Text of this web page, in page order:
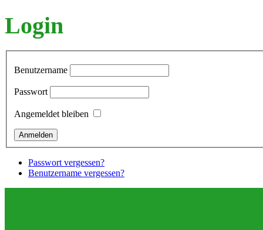
Login
Benutzername
Passwort
Angemeldet bleiben
Passwort vergessen?
Benutzername vergessen?